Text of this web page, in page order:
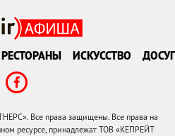
РЕСТОРАНЫ ИСКУССТВО ДОСУГ
Все права защищены. Все права на
ресурсе, принадлежат ТОВ «КЕПРЕЙТ